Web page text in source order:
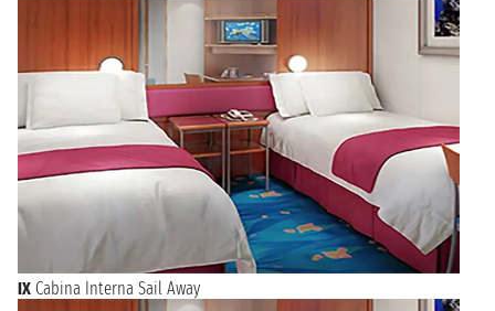
IX Cabina Interna Sail Away